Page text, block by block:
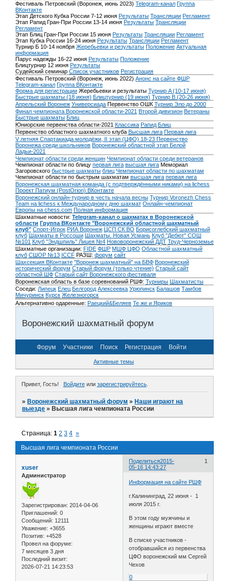
Фестиваль Петровский (Воронеж, июнь 2023) Telegram-канал Группа
ВКонтакте
Этап Детского Кубка России 7-12 июня Результаты Трансляции Регламент
Этап Рапид Гран-При России 13-14 июня Результаты Трансляции
Регламент
Этап Блиц Гран-При России 15 июня Результаты Трансляции Регламент
Этап Кубка России 16-24 июня Результаты Трансляции Регламент
Турнир Б 10-14 ноября Жеребьевки и результаты Положение Актуальная
информация
Парус надежды 16-22 июня Результаты Положение
Блицтурнир 12 июня Результаты
Судейский семинар Список участников Регистрация
Фестиваль Петровский (Воронеж, июнь 2022) Анонс на сайте ФШР
Telegram-канал Группа ВКонтакте
Форма для регистрации Жеребьевки и результаты Турнир A (10-17 июня)
Быстрые шахматы (18 июня) Блицтурнир (19 июня) Турнир B (20-26 июня)
Апрельский Воронеж Универсиада Первенство ОШК Турнир Эло до 2000
Финал чемпионата Воронежской области-2021 Второй дивизион Ветераны
Быстрые шахматы Блиц
Юниорские первенства области-2021 Классика Рапид Блиц
Первенство областного шахматного клуба Высшая лига Первая лига
V летняя Спартакиада молодёжи, II этап (ЦФО) 18-23 Первенство
Воронежа среди школьников Воронежский областной этап Белой
Ладьи-2021
Чемпионат области среди женщин Чемпионат области среди ветеранов
Чемпионат области по блицу первая лига высшая лига Мемориал
Загоровского быстрые шахматы блиц Чемпионат области по шахматам
Чемпионат области по быстрым шахматам высшая лига первая лига
Воронежская шахматная команда (с подтверждёнными никами) на lichess
Проект Патиум (PostOrion) ВКонтакте
Воронежский онлайн-турнир в честь начала весны Турнир Voronezh Chess
Team на lichess к Международному дню шахмат Онлайн-чемпионат
Европы на chess.com Полная информация
Шахматные новости: Telegram-канал о шахматах в Воронежской
области Группа ВКонтакте "Воронежский областной шахматный
клуб" Спорт-Игрок РИА Воронеж ЦСП СК ВО Борисоглебский шахматный
клуб Шахматы в Россоши Шахматы. Новая Усмань Клуб "Дебют" СОШ
№101 Клуб "Эндшпиль" Лицея №4 Нововоронежский ДДТ Труд-Черноземье
Шахматные организации: FIDE ФШР МШФ ЦФО Областной шахматный
клуб СШОР №13 ICCF РАЗШ: форум сайт
Шахсекция ВКонтакте "Воронеж шахматный" на БВФ Воронежский
исторический форум Cтарый форум (только чтение) Старый сайт
областной ШФ Старый сайт Воронежского фестиваля
Воронежская область в базе соревнований РШФ: Турниры Шахматисты
Соседи: Липецк Елец Белгород Алексеевка Урюпинск Балашов Тамбов
Мичуринск Курск Железногорск
Альтернативно одаренные: Раецкий&Беляев Те же и Яриков
Воронежский шахматный форум
Форум Участники Поиск Регистрация Войти
Активные темы
Привет, Гость! Войдитеили зарегистрируйтесь.
»Воронежский шахматный форум »Наши играют на
выезде »Высшая лига чемпионата России
Высшая лига чемпионата России
Страница:1 2 3 4 »
Поделиться 1
2015-
05-16 14:43:27
xuser
Администратор
Зарегистрирован: 2014-04-06
Приглашений: 0
Сообщений: 12111
Уважение: +3655
Позитив: +4528
Провел на форуме:
7 месяцев 3 дня
Последний визит:
2026-07-21 14:23:53
Информация на сайте РШФ
г.Калининград, 22 июня - 1
июля 2015 г.
В этом году мужчины и
женщины играют вместе
В списке участников -
отобравшийся из первенства
ЦФО воронежский мм Сергей
Чехов
0